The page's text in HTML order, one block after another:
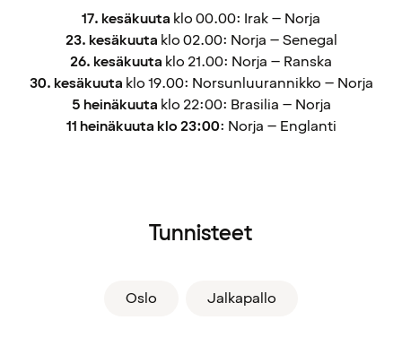
17. kesäkuuta klo 00.00: Irak – Norja
23. kesäkuuta klo 02.00: Norja – Senegal
26. kesäkuuta klo 21.00: Norja – Ranska
30. kesäkuuta klo 19.00: Norsunluurannikko – Norja
5 heinäkuuta klo 22:00: Brasilia – Norja
11 heinäkuuta klo 23:00: Norja – Englanti
Tunnisteet
Oslo Jalkapallo